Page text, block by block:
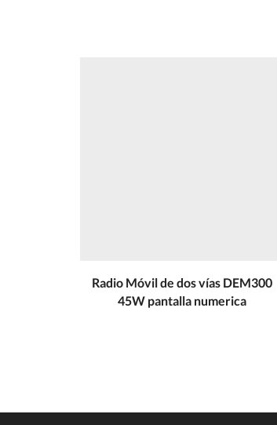
Radio Móvil de dos vías DEM300
45W pantalla numerica